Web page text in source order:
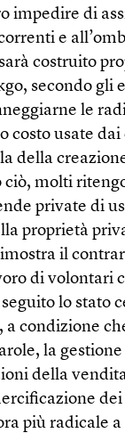
impedire di
e
costruito
secondo gli
le
costo usate
della
ciò, molti
private di
proprietà
il
di volontari
lo stato
condizione
la
della
più radicale a